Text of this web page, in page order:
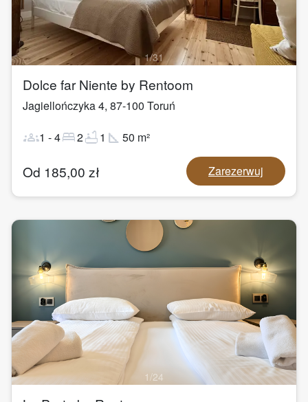
1/31
Dolce far Niente by Rentoom
Jagiellończyka 4, 87-100 Toruń
groups1 -4bed2bathtub1 square_foot 50 m²
Od 185,00 zł Zarezerwuj
1/24